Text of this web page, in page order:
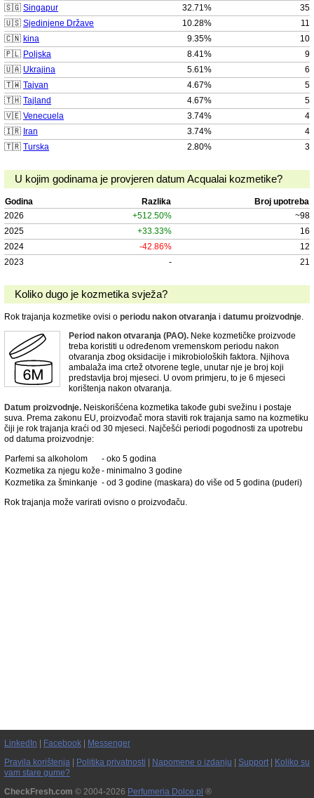
🇸🇬 Singapur 32.71%
35
🇺🇸 Sjedinjene Države 10.28%
11
🇨🇳 kina 9.35%
10
🇵🇱 Poljska 8.41%
9
🇺🇦 Ukrajina 5.61%
6
🇹🇼 Tajvan 4.67%
5
🇹🇭 Tajland 4.67%
5
🇻🇪 Venecuela 3.74%
4
🇮🇷 Iran 3.74%
4
🇹🇷 Turska 2.80% 3
U kojim godinama je provjeren datum Acqualai kozmetike?
Godina Razlika
Broj upotreba
2026
+512.50%
~98
2025
+33.33%
16
2024
-42.86%
12
2023
- 21
Koliko dugo je kozmetika svježa?
Rok trajanja kozmetike ovisi o periodu nakon otvaranja i datumu proizvodnje.
Period nakon otvaranja (PAO). Neke kozmetičke proizvode
treba koristiti u određenom vremenskom periodu nakon
otvaranja zbog oksidacije i mikrobioloških faktora. Njihova
ambalaža ima crtež otvorene tegle, unutar nje je broj koji
predstavlja broj mjeseci. U ovom primjeru, to je 6 mjeseci
korištenja nakon otvaranja.
Datum proizvodnje. Neiskorišćena kozmetika takođe gubi svežinu i postaje
suva. Prema zakonu EU, proizvođač mora staviti rok trajanja samo na kozmetiku
čiji je rok trajanja kraći od 30 mjeseci. Najčešći periodi pogodnosti za upotrebu
od datuma proizvodnje:
Parfemi sa alkoholom
- oko 5 godina
Kozmetika za njegu kože - minimalno 3 godine
Kozmetika za šminkanje - od 3 godine (maskara) do više od 5 godina (puderi)
Rok trajanja može varirati ovisno o proizvođaču.
LinkedIn Facebook
Messenger
Pravila korištenja
Politika privatnosti Napomene o izdanju Support|
Koliko su
vam stare gume?
CheckFresh.com © 2004-2026 Perfumeria Dolce.pl ®